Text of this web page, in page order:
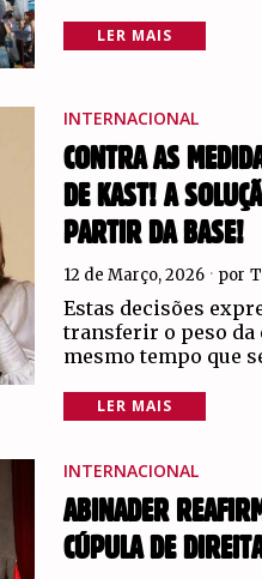
LER MAIS
INTERNACIONAL
CONTRA AS
DE KAST! A
PARTIR DA BASE!
12 de Março, 2026 por
Estas decisões
transferir o peso da
mesmo tempo que
LER MAIS
INTERNACIONAL
ABINADER
CÚPULA DE